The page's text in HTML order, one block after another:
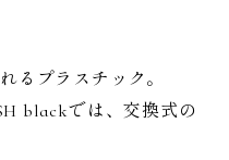
るプラスチック。
blackでは、交換式の